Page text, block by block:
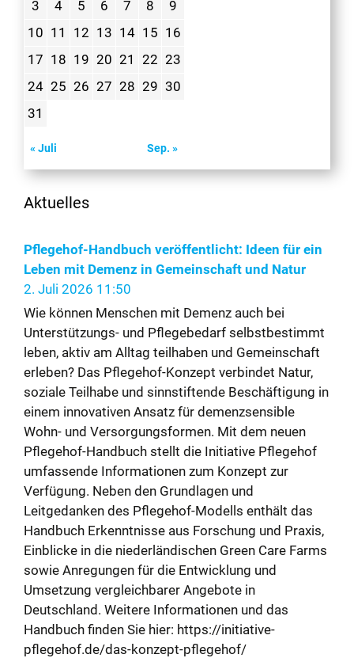
3
4 5 6 7 8
9
10 11 12 13 14 15 16
17 18 19 20 21 22 23
24 25 26 27 28 29 30
31
« Juli Sep. »
Aktuelles
Pflegehof-Handbuch veröffentlicht: Ideen für ein
Leben mit Demenz in Gemeinschaft und Natur
2. Juli 2026 11:50
Wie können Menschen mit Demenz auch bei
Unterstützungs- und Pflegebedarf selbstbestimmt
leben, aktiv am Alltag teilhaben und Gemeinschaft
erleben? Das Pflegehof-Konzept verbindet Natur,
soziale Teilhabe und sinnstiftende Beschäftigung in
einem innovativen Ansatz für demenzsensible
Wohn- und Versorgungsformen. Mit dem neuen
Pflegehof-Handbuch stellt die Initiative Pflegehof
umfassende Informationen zum Konzept zur
Verfügung. Neben den Grundlagen und
Leitgedanken des Pflegehof-Modells enthält das
Handbuch Erkenntnisse aus Forschung und Praxis,
Einblicke in die niederländischen Green Care Farms
sowie Anregungen für die Entwicklung und
Umsetzung vergleichbarer Angebote in
Deutschland. Weitere Informationen und das
Handbuch finden Sie hier: https://initiative-
pflegehof.de/das-konzept-pflegehof/